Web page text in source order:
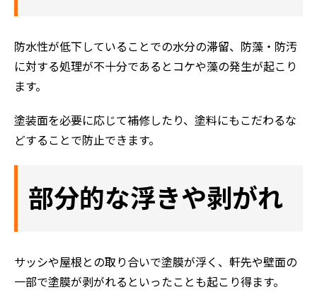
防水性が低下していることでの水分の滞留、防藻・防汚
に対する処理が不十分であるとコケや藻の発生が起こり
ます。
塗装面を必要に応じて補修したり、塗料にもこだわるな
どすることで防止できます。
部分的な浮きや剥がれ
サッシや屋根との取り合いで塗膜が浮く、軒先や壁面の
一部で塗膜が剥がれるといったことも起こり得ます。